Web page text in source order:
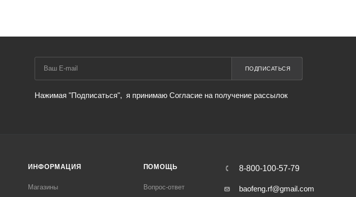
ПОДПИСАТЬСЯ
Нажимая "Подписаться", я принимаю Согласие на получение рассылок
ИНФОРМАЦИЯ
Магазины
ПОМОЩЬ
Вопрос-ответ
8-800-100-57-79
baofeng.rf@gmail.com